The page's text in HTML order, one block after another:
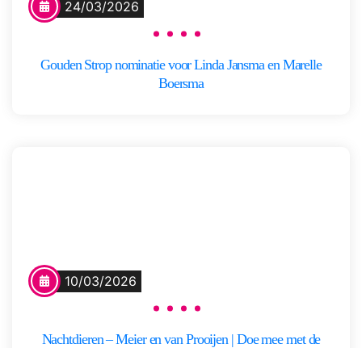
24/03/2026
Gouden Strop nominatie voor Linda Jansma en Marelle
Boersma
10/03/2026
Nachtdieren – Meier en van Prooijen | Doe mee met de